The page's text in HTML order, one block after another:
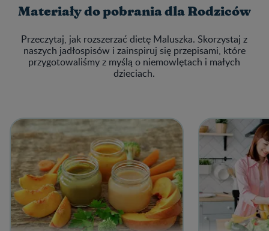
Materiały do pobrania dla Rodziców
Przeczytaj, jak rozszerzać dietę Maluszka. Skorzystaj z
naszych jadłospisów i zainspiruj się przepisami, które
przygotowaliśmy z myślą o niemowlętach i małych
dzieciach.